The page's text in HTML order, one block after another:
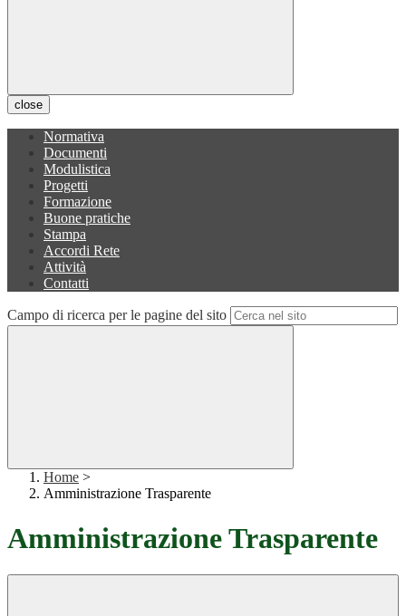
close
Normativa
Documenti
Modulistica
Progetti
Formazione
Buone pratiche
Stampa
Accordi Rete
Attività
Contatti
Campo di ricerca per le pagine del sito
Home >
Amministrazione Trasparente
Amministrazione Trasparente